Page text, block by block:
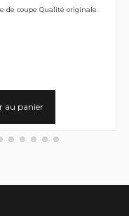
de coupe Qualité originale
au panier